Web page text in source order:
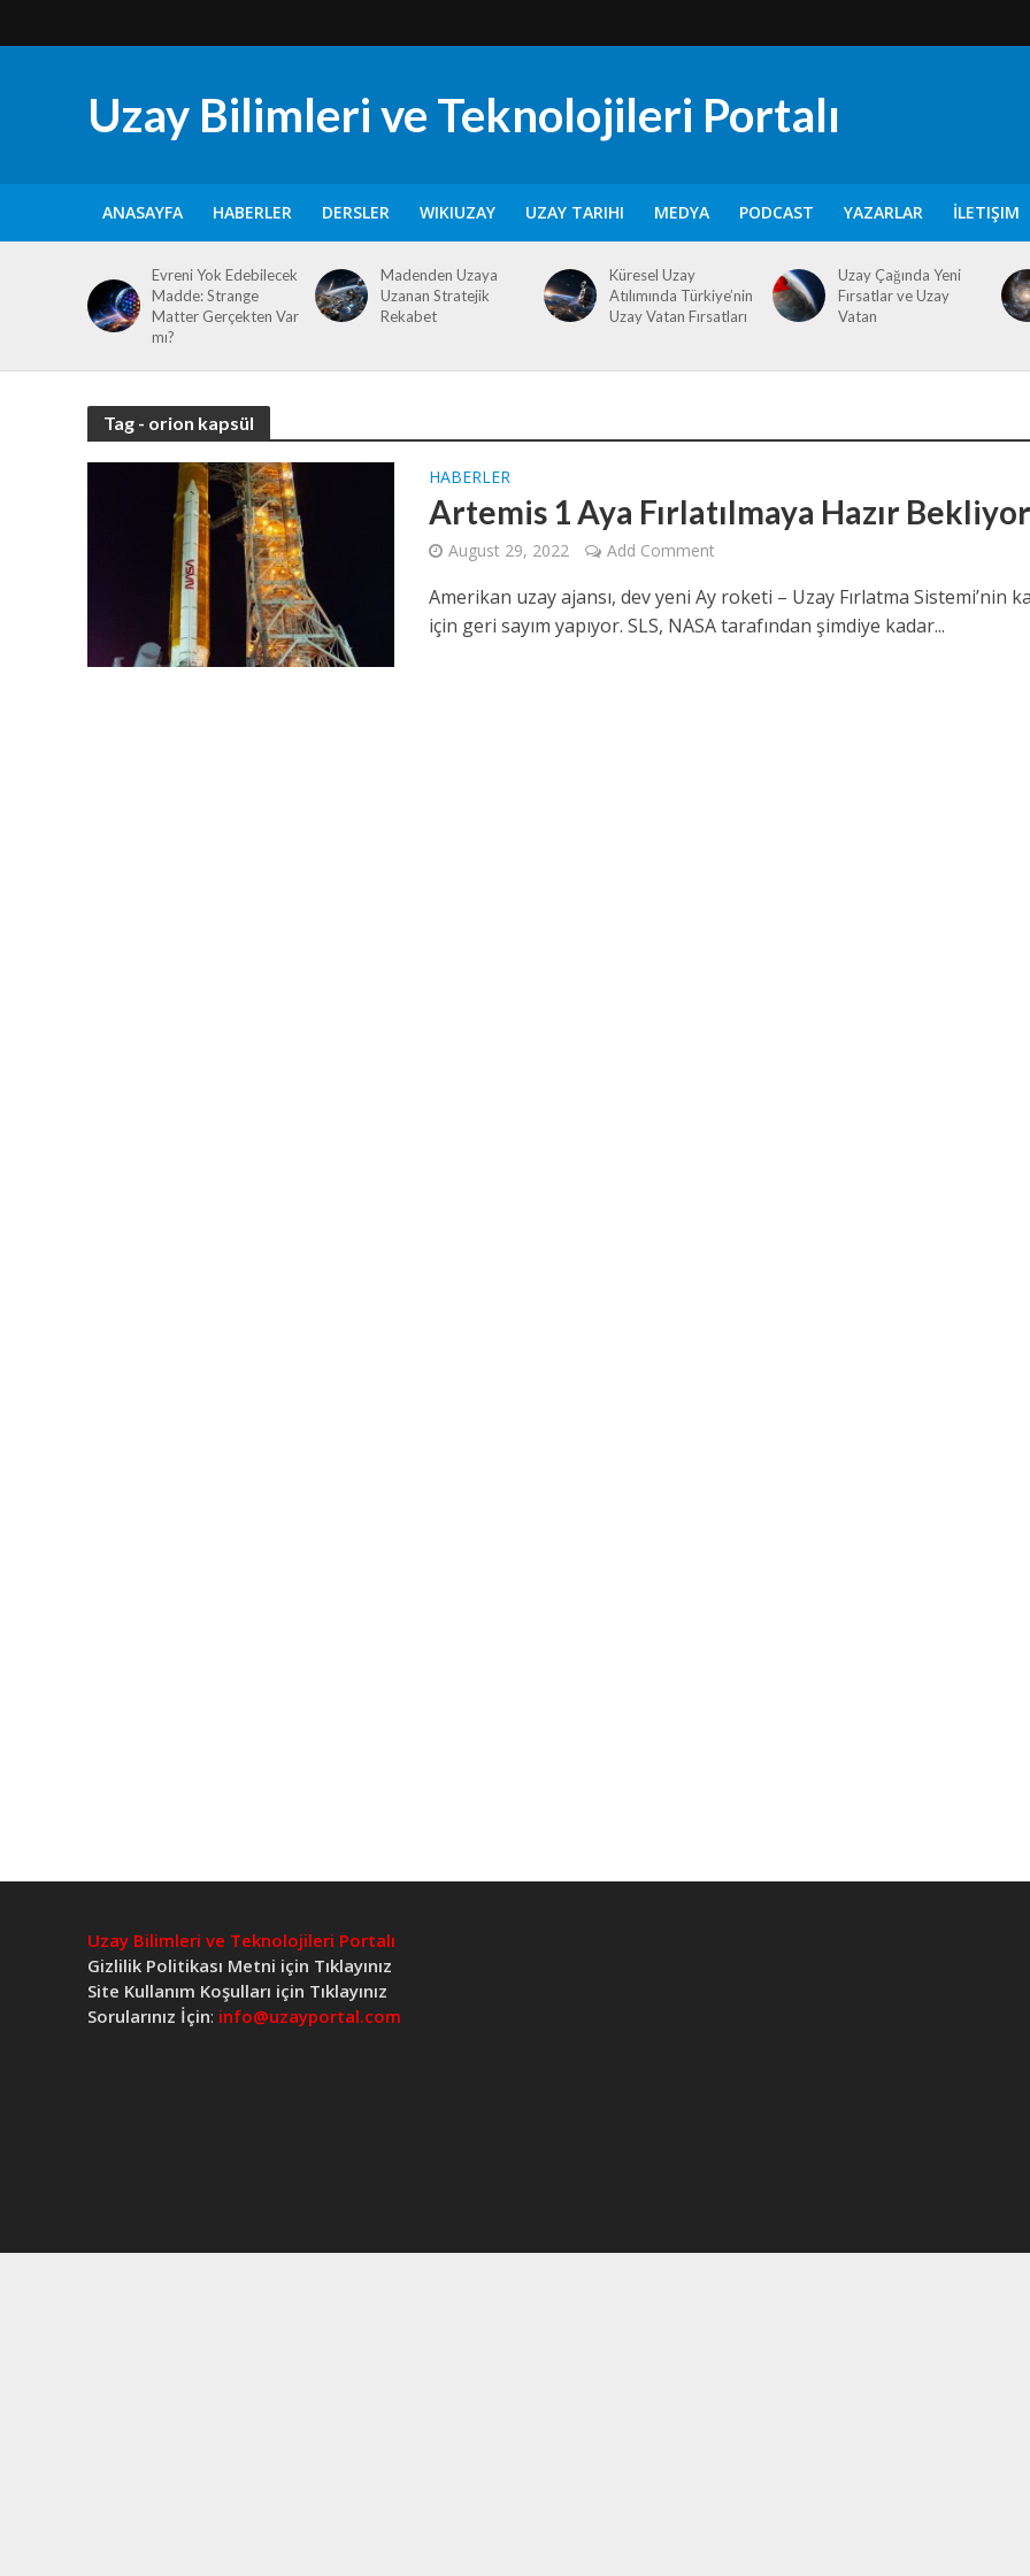
Uzay Bilimleri ve Teknolojileri Portalı
ANASAYFA HABERLER DERSLER WIKIUZAY UZAY TARIHI MEDYA PODCAST YAZARLAR İLETIŞIM
Evreni Yok Edebilecek
Madde: Strange
Matter Gerçekten Var
mı?
Madenden Uzaya
Uzanan Stratejik
Rekabet
Küresel Uzay
Atılımında Türkiye’nin
Uzay Vatan Fırsatları
Uzay Çağında Yeni
Fırsatlar ve Uzay
Vatan
Tag - orion kapsül
HABERLER
Artemis 1 Aya Fırlatılmaya Hazır Bekliyor
August 29, 2022 Add Comment
Amerikan uzay ajansı, dev yeni Ay roketi – Uzay Fırlatma Sistemi’nin
için geri sayım yapıyor. SLS, NASA tarafından şimdiye kadar...
Uzay Bilimleri ve Teknolojileri Portalı
Gizlilik Politikası Metni için Tıklayınız
Site Kullanım Koşulları için Tıklayınız
Sorularınız İçin: info@uzayportal.com